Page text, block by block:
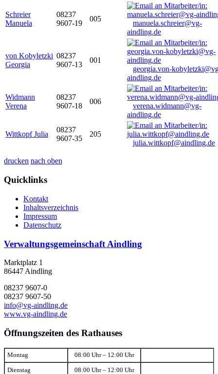
Schreier
Manuela
08237
9607-19
005
manuela.schreier@vg-
aindling.de
von Kobyletzki
Georgia
08237
9607-13
001
georgia.von-
aindling.de
Widmann
Verena
08237
9607-18
006
verena.widmann@vg-
aindling.de
Wittkopf Julia
08237
9607-35
205
julia.wittkopf@aindling.de
drucken nach oben
Quicklinks
Kontakt
Inhaltsverzeichnis
Impressum
Datenschutz
Verwaltungsgemeinschaft Aindling
Marktplatz 1
86447 Aindling
08237 9607-0
08237 9607-50
info@vg-aindling.de
www.vg-aindling.de
Öffnungszeiten des Rathauses
Montag 08:00 Uhr – 12:00 Uhr
Dienstag 08:00 Uhr – 12:00 Uhr